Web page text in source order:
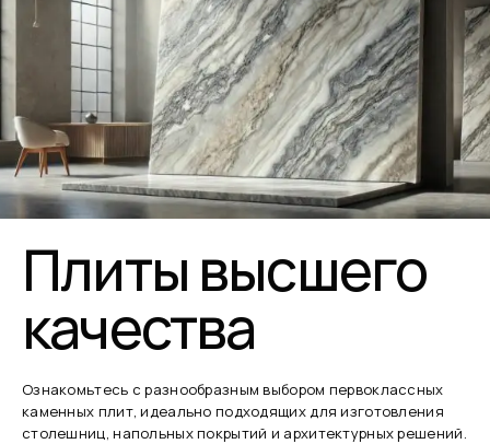
Плиты высшего
качества
Ознакомьтесь с разнообразным выбором первоклассных
каменных плит, идеально подходящих для изготовления
столешниц, напольных покрытий и архитектурных решений.